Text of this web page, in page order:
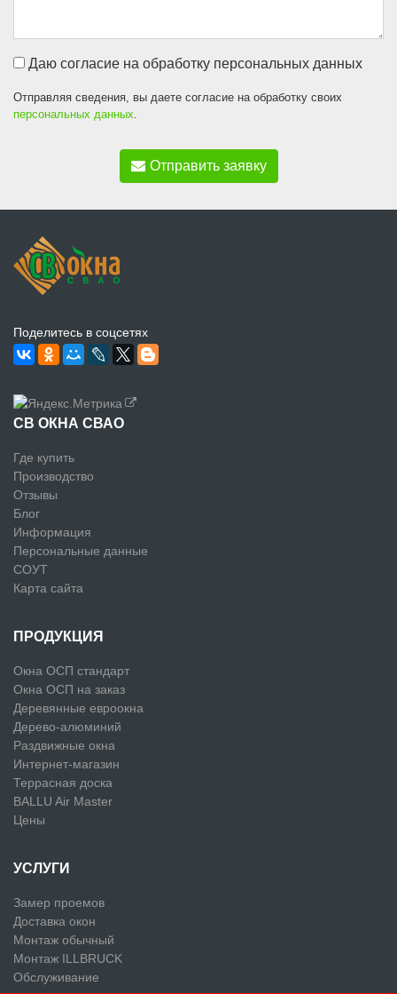
Даю согласие на обработку персональных данных
Отправляя сведения, вы даете согласие на обработку своих
персональных данных
Отправить заявку
Поделитесь в соцсетях
СВ ОКНА СВАО
Где купить
Производство
Отзывы
Блог
Информация
Персональные данные
СОУТ
Карта сайта
ПРОДУКЦИЯ
Окна ОСП стандарт
Окна ОСП на заказ
Деревянные евроокна
Дерево-алюминий
Раздвижные окна
Интернет-магазин
Террасная доска
BALLU Air Master
Цены
УСЛУГИ
Замер проемов
Доставка окон
Монтаж обычный
Монтаж ILLBRUCK
Обслуживание